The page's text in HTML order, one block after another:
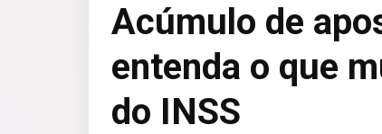
Acúmulo de
entenda o que
do INSS